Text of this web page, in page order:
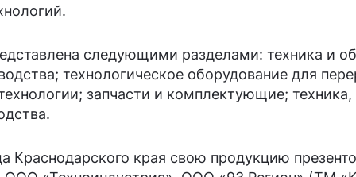
следующими разделами: техника и
технологическое оборудование для
запчасти и комплектующие;
Краснодарского края свою продукцию